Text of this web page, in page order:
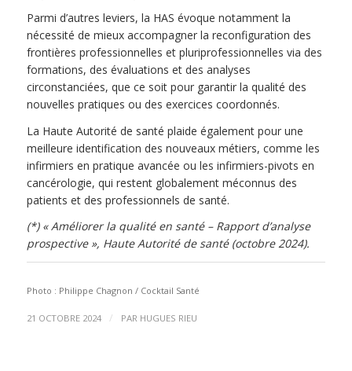
Parmi d’autres leviers, la HAS évoque notamment la
nécessité de mieux accompagner la reconfiguration des
frontières professionnelles et pluriprofessionnelles via des
formations, des évaluations et des analyses
circonstanciées, que ce soit pour garantir la qualité des
nouvelles pratiques ou des exercices coordonnés.
La Haute Autorité de santé plaide également pour une
meilleure identification des nouveaux métiers, comme les
infirmiers en pratique avancée ou les infirmiers-pivots en
cancérologie, qui restent globalement méconnus des
patients et des professionnels de santé.
(*) « Améliorer la qualité en santé – Rapport d’analyse
prospective », Haute Autorité de santé (octobre 2024).
Photo : Philippe Chagnon / Cocktail Santé
21 OCTOBRE 2024 / PAR HUGUES RIEU